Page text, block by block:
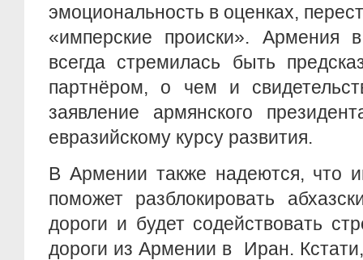
эмоциональность в оценках,
«имперские происки». Армения
всегда стремилась быть
партнёром, о чем и
заявление армянского
евразийскому курсу развития.
В Армении также надеются, что
поможет разблокировать
дороги и будет содействовать
дороги из Армении в Иран.